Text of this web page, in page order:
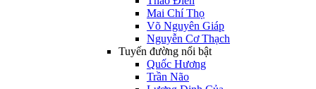
Mai Chí Thọ
Võ Nguyên Giáp
Nguyễn Cơ Thạch
Tuyến đường nổi bật
Quốc Hương
Trần Não